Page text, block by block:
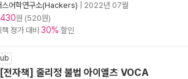
스어학연구소(Hackers)
2022년 07월
원 (520원)
정가 대비 30% 할인
자책] 줄리정 불법 아이엘츠 VOCA